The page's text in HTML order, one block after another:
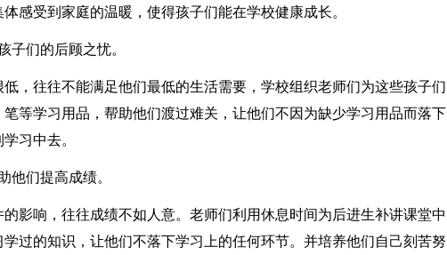
感受到家庭的温暖，使得孩子们能在学校健康成长。
子们的后顾之忧。
，往往不能满足他们最低的生活需要，学校组织老师们为这些孩子们
等学习用品，帮助他们渡过难关，让他们不因为缺少学习用品而落下
习中去。
他们提高成绩。
影响，往往成绩不如人意。老师们利用休息时间为后进生补讲课堂中
过的知识，让他们不落下学习上的任何环节。并培养他们自己刻苦努